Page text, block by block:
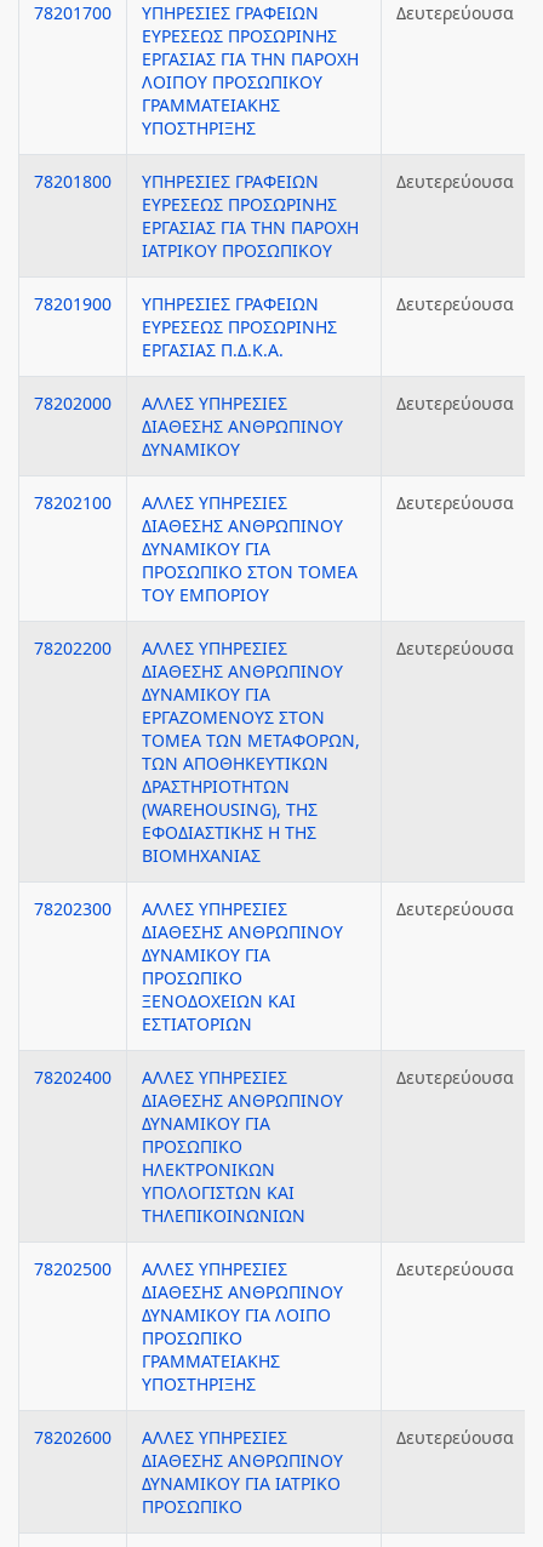
78201700
ΥΠΗΡΕΣΙΕΣ ΓΡΑΦΕΙΩΝ
ΕΥΡΕΣΕΩΣ ΠΡΟΣΩΡΙΝΗΣ
ΕΡΓΑΣΙΑΣ ΓΙΑ ΤΗΝ ΠΑΡΟΧΗ
ΛΟΙΠΟΥ ΠΡΟΣΩΠΙΚΟΥ
ΓΡΑΜΜΑΤΕΙΑΚΗΣ
ΥΠΟΣΤΗΡΙΞΗΣ
Δευτερεύουσα
78201800
ΥΠΗΡΕΣΙΕΣ ΓΡΑΦΕΙΩΝ
ΕΥΡΕΣΕΩΣ ΠΡΟΣΩΡΙΝΗΣ
ΕΡΓΑΣΙΑΣ ΓΙΑ ΤΗΝ ΠΑΡΟΧΗ
ΙΑΤΡΙΚΟΥ ΠΡΟΣΩΠΙΚΟΥ
Δευτερεύουσα
78201900
ΥΠΗΡΕΣΙΕΣ ΓΡΑΦΕΙΩΝ
ΕΥΡΕΣΕΩΣ ΠΡΟΣΩΡΙΝΗΣ
ΕΡΓΑΣΙΑΣ Π.Δ.Κ.Α.
Δευτερεύουσα
78202000
ΑΛΛΕΣ ΥΠΗΡΕΣΙΕΣ
ΔΙΑΘΕΣΗΣ ΑΝΘΡΩΠΙΝΟΥ
ΔΥΝΑΜΙΚΟΥ
Δευτερεύουσα
78202100
ΑΛΛΕΣ ΥΠΗΡΕΣΙΕΣ
ΔΙΑΘΕΣΗΣ ΑΝΘΡΩΠΙΝΟΥ
ΔΥΝΑΜΙΚΟΥ ΓΙΑ
ΠΡΟΣΩΠΙΚΟ ΣΤΟΝ ΤΟΜΕΑ
ΤΟΥ ΕΜΠΟΡΙΟΥ
Δευτερεύουσα
78202200
ΑΛΛΕΣ ΥΠΗΡΕΣΙΕΣ
ΔΙΑΘΕΣΗΣ ΑΝΘΡΩΠΙΝΟΥ
ΔΥΝΑΜΙΚΟΥ ΓΙΑ
ΕΡΓΑΖΟΜΕΝΟΥΣ ΣΤΟΝ
ΤΟΜΕΑ ΤΩΝ ΜΕΤΑΦΟΡΩΝ,
ΤΩΝ ΑΠΟΘΗΚΕΥΤΙΚΩΝ
ΔΡΑΣΤΗΡΙΟΤΗΤΩΝ
(WAREHOUSING), ΤΗΣ
ΕΦΟΔΙΑΣΤΙΚΗΣ Η ΤΗΣ
ΒΙΟΜΗΧΑΝΙΑΣ
Δευτερεύουσα
78202300
ΑΛΛΕΣ ΥΠΗΡΕΣΙΕΣ
ΔΙΑΘΕΣΗΣ ΑΝΘΡΩΠΙΝΟΥ
ΔΥΝΑΜΙΚΟΥ ΓΙΑ
ΠΡΟΣΩΠΙΚΟ
ΞΕΝΟΔΟΧΕΙΩΝ ΚΑΙ
ΕΣΤΙΑΤΟΡΙΩΝ
Δευτερεύουσα
78202400
ΑΛΛΕΣ ΥΠΗΡΕΣΙΕΣ
ΔΙΑΘΕΣΗΣ ΑΝΘΡΩΠΙΝΟΥ
ΔΥΝΑΜΙΚΟΥ ΓΙΑ
ΠΡΟΣΩΠΙΚΟ
ΗΛΕΚΤΡΟΝΙΚΩΝ
ΥΠΟΛΟΓΙΣΤΩΝ ΚΑΙ
ΤΗΛΕΠΙΚΟΙΝΩΝΙΩΝ
Δευτερεύουσα
78202500
ΑΛΛΕΣ ΥΠΗΡΕΣΙΕΣ
ΔΙΑΘΕΣΗΣ ΑΝΘΡΩΠΙΝΟΥ
ΔΥΝΑΜΙΚΟΥ ΓΙΑ ΛΟΙΠΟ
ΠΡΟΣΩΠΙΚΟ
ΓΡΑΜΜΑΤΕΙΑΚΗΣ
ΥΠΟΣΤΗΡΙΞΗΣ
Δευτερεύουσα
78202600
ΑΛΛΕΣ ΥΠΗΡΕΣΙΕΣ
ΔΙΑΘΕΣΗΣ ΑΝΘΡΩΠΙΝΟΥ
ΔΥΝΑΜΙΚΟΥ ΓΙΑ ΙΑΤΡΙΚΟ
ΠΡΟΣΩΠΙΚΟ
Δευτερεύουσα